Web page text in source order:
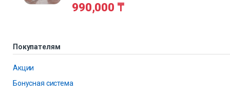
990,000 ₸
Покупателям
Акции
Бонусная система